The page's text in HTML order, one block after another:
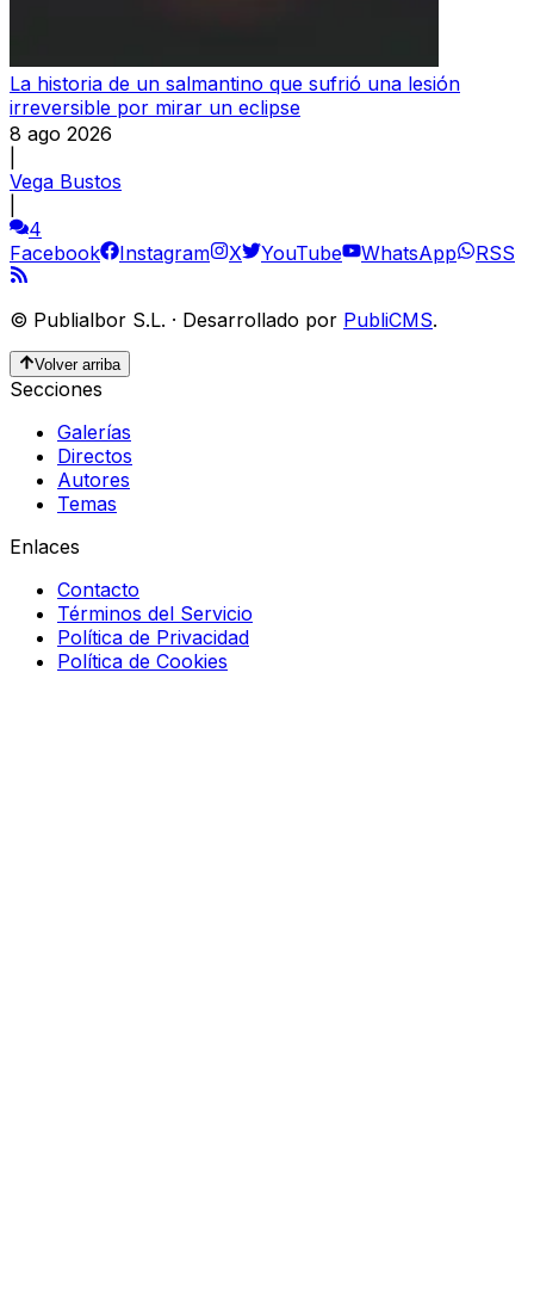
La historia de un salmantino que sufrió una lesión
irreversible por mirar un eclipse
8 ago 2026
Vega Bustos
4
Facebook
Instagram X YouTube WhatsApp RSS
© Publialbor S.L. · Desarrollado por PubliCMS.
Volver arriba
Secciones
Galerías
Directos
Autores
Temas
Enlaces
Contacto
Términos del Servicio
Política de Privacidad
Política de Cookies